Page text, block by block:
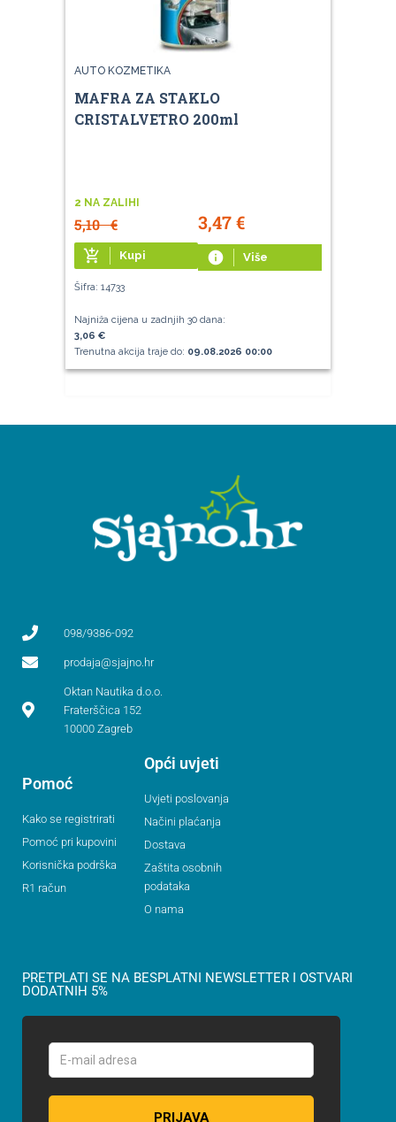
AUTO KOZMETIKA
MAFRA ZA STAKLO
CRISTALVETRO 200ml
2 NA ZALIHI
5,10€ 3,47€
add_shopping_cart Kupi info Više
Šifra: 14733
Najniža cijena u zadnjih 30 dana:
3,06 €
Trenutna akcija traje do: 09.08.2026 00:00
098/9386-092
prodaja@sjajno.hr
Oktan Nautika d.o.o.
Fraterščica 152
10000 Zagreb
Pomoć
Kako se registrirati
Pomoć pri kupovini
Korisnička podrška
R1 račun
Opći uvjeti
Uvjeti poslovanja
Načini plaćanja
Dostava
Zaštita osobnih
podataka
O nama
PRETPLATI SE NA BESPLATNI NEWSLETTER I OSTVARI
DODATNIH 5%